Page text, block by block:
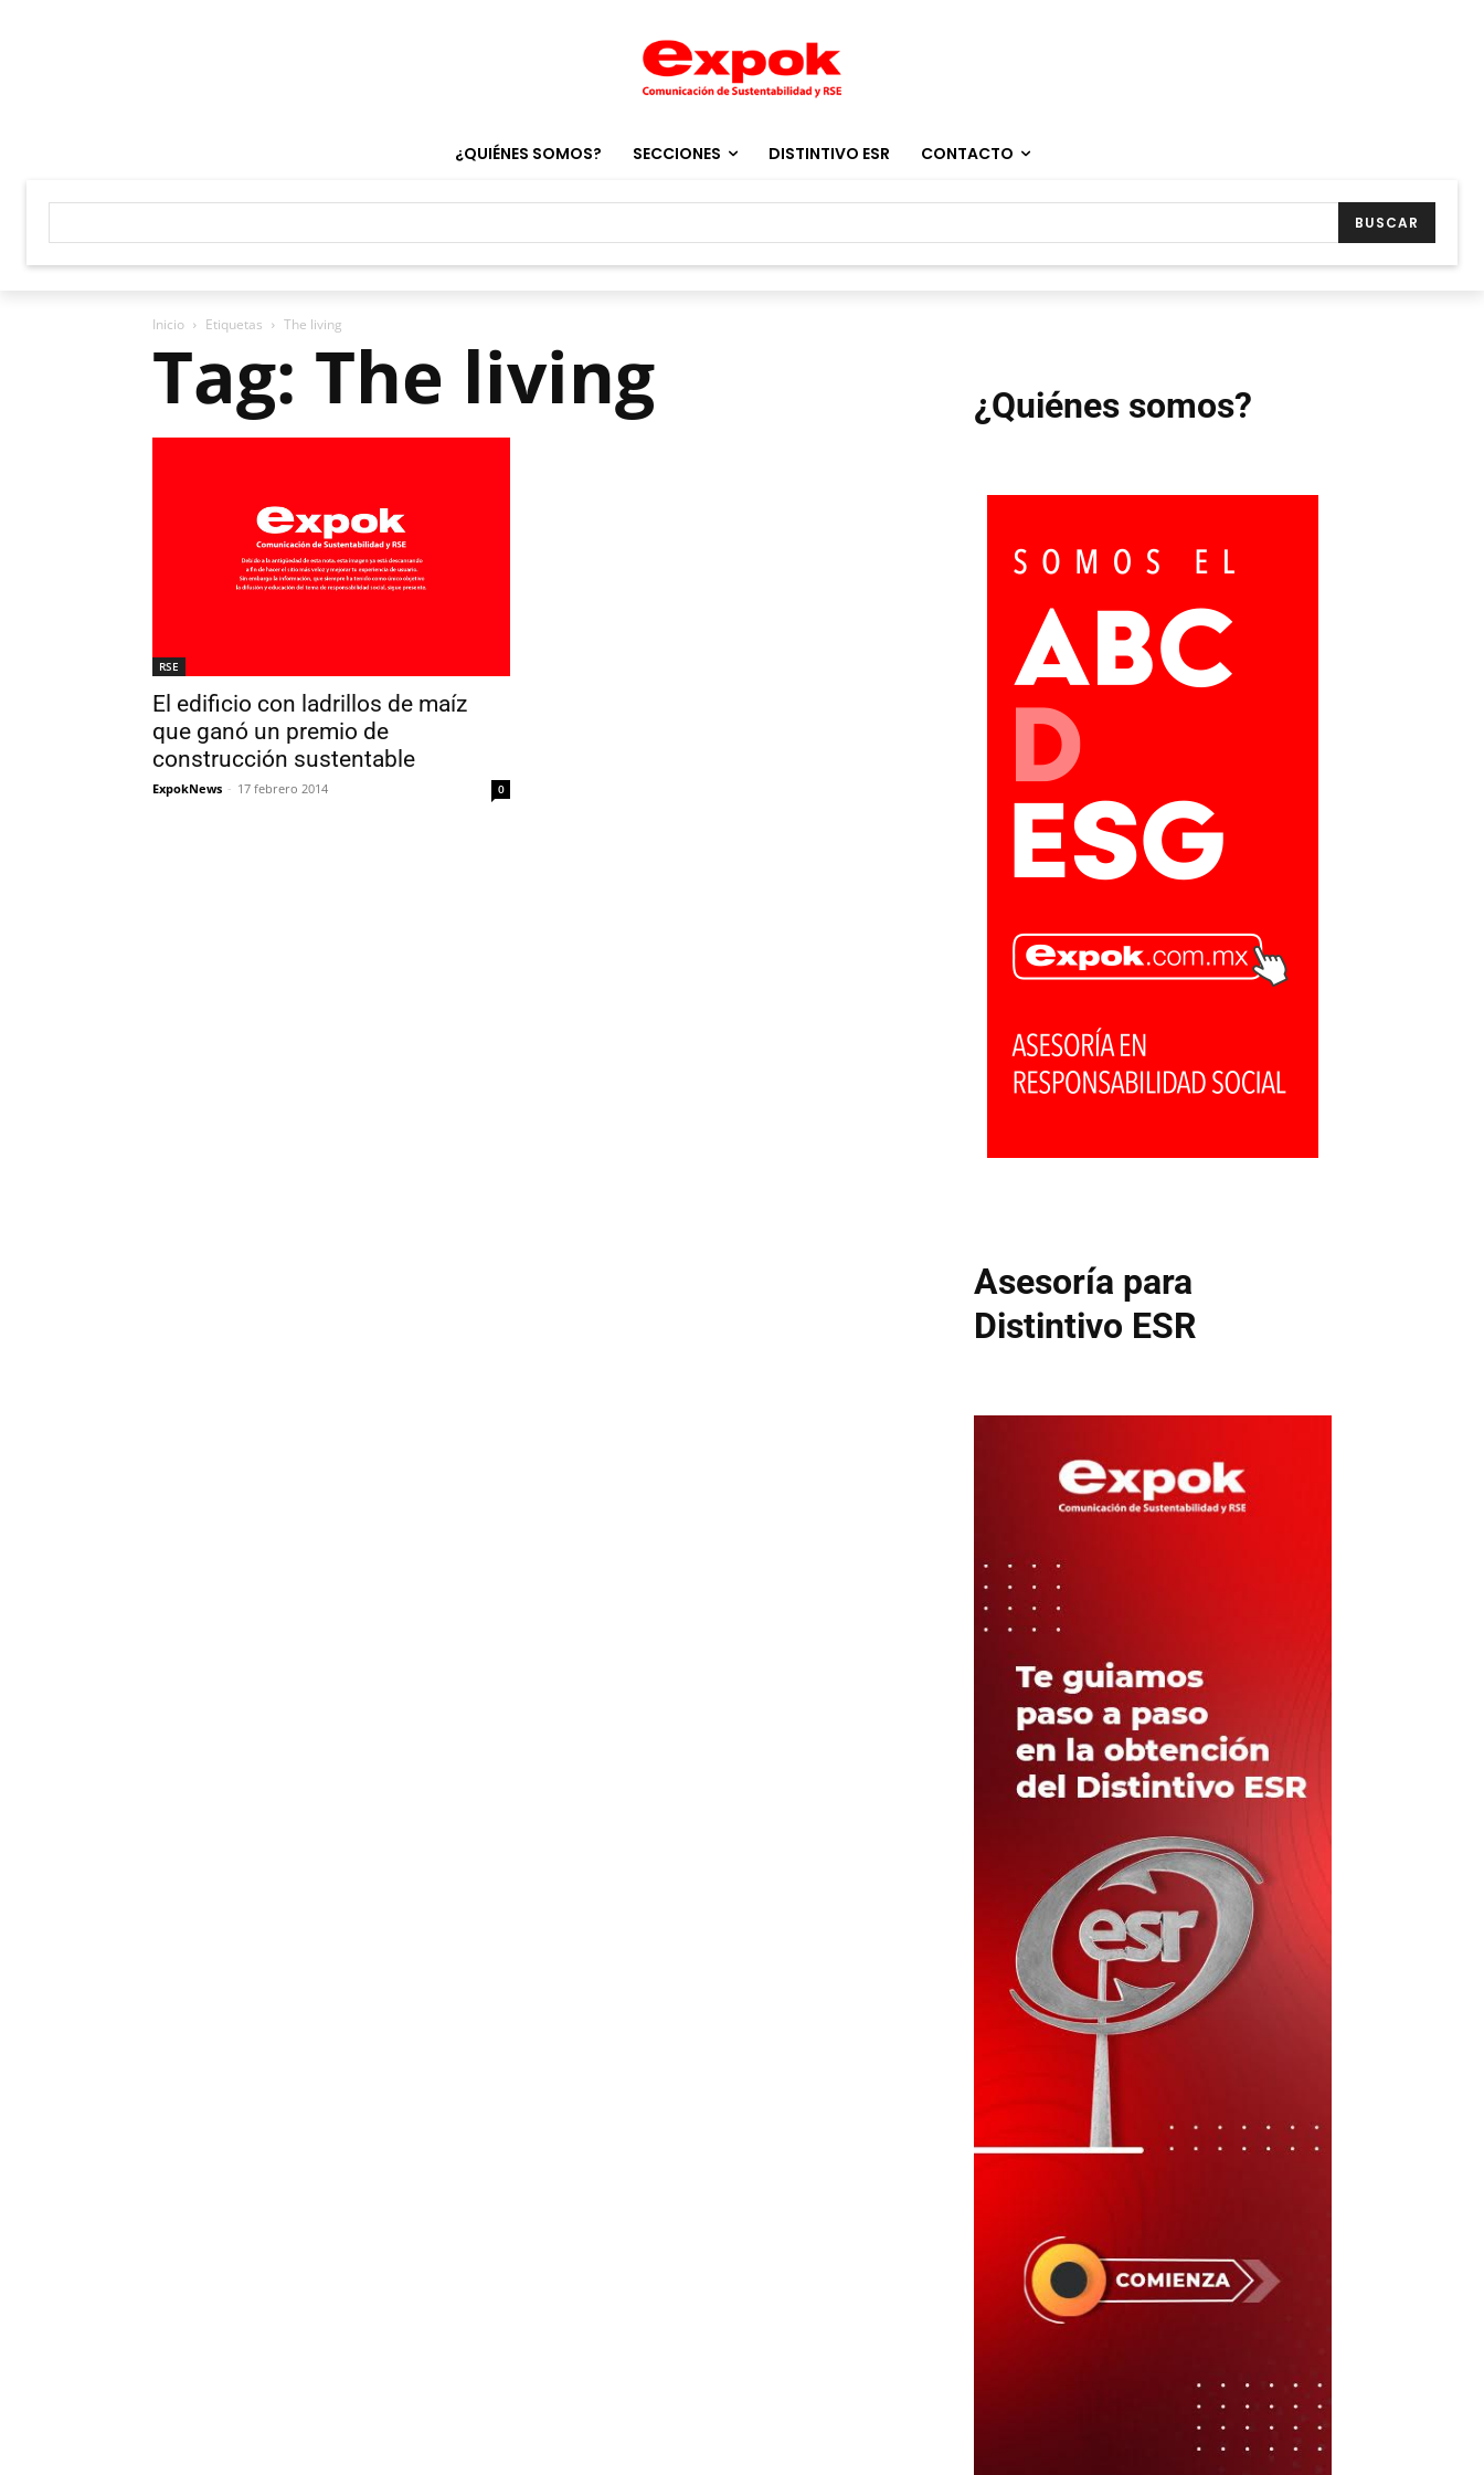
¿QUIÉNES SOMOS? SECCIONES DISTINTIVO ESR CONTACTO
BUSCAR
Inicio Etiquetas The living
Tag: The living
RSE
El edificio con ladrillos de maíz
que ganó un premio de
construcción sustentable
ExpokNews - 17 febrero 2014 0
¿Quiénes somos?
Asesoría para
Distintivo ESR